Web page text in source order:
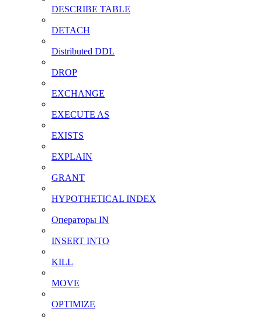
DESCRIBE TABLE
DETACH
Distributed DDL
DROP
EXCHANGE
EXECUTE AS
EXISTS
EXPLAIN
GRANT
HYPOTHETICAL INDEX
Операторы IN
INSERT INTO
KILL
MOVE
OPTIMIZE